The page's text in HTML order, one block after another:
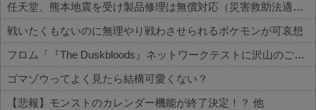
任天堂、熊本地震を受け製品修理は無償対応（災害救助法適用地域）
戦いたくもないのに無理やり戦わさせられるポケモンが可哀想
フロム「『The Duskbloods』ネットワークテストに沢山のご応募をいただき誠にありがとうございました｡」
ゴマゾウってよく見たら結構可愛くない？
【悲報】モンストのカレンダー機能が終了決定！？ 他